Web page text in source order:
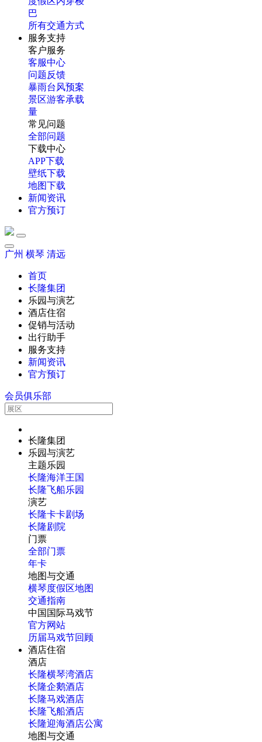
巴
所有交通方式
服务支持
客户服务
客服中心
问题反馈
暴雨台风预案
景区游客承载
量
常见问题
全部问题
下载中心
APP下载
壁纸下载
地图下载
新闻资讯
官方预订
广州 横琴 清远
首页
长隆集团
乐园与演艺
酒店住宿
促销与活动
出行助手
服务支持
新闻资讯
官方预订
会员俱乐部
长隆集团
乐园与演艺
主题乐园
长隆海洋王国
长隆飞船乐园
演艺
长隆卡卡剧场
长隆剧院
门票
全部门票
年卡
地图与交通
横琴度假区地图
交通指南
中国国际马戏节
官方网站
历届马戏节回顾
酒店住宿
酒店
长隆横琴湾酒店
长隆企鹅酒店
长隆马戏酒店
长隆飞船酒店
长隆迎海酒店公寓
地图与交通